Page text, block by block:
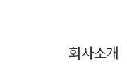
회사소개